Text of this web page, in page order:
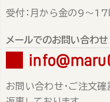
受付：月から金の9～17
メールでのお問い合わせ
お問い合わせ・ご注文